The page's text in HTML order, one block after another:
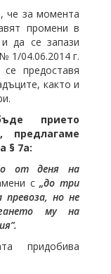
че за момента
промени в
да се запази
1/04.06.2014 г.
предоставя
както и
прието
§ 7а:
от деня на
с„до три
превоза, но не
му на
придобива